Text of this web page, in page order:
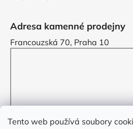
Tento web používá soubory
Adresa kamenné prodejny
Francouzská 70, Praha 10